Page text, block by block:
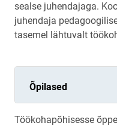
sealse juhendajaga.
juhendaja
tasemel lähtuvalt
Õpilased
Töökohapõhisesse